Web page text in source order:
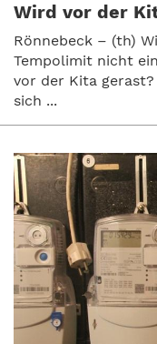
Wird vor der
Rönnebeck – (th)
Tempolimit nicht
vor der Kita
sich ...